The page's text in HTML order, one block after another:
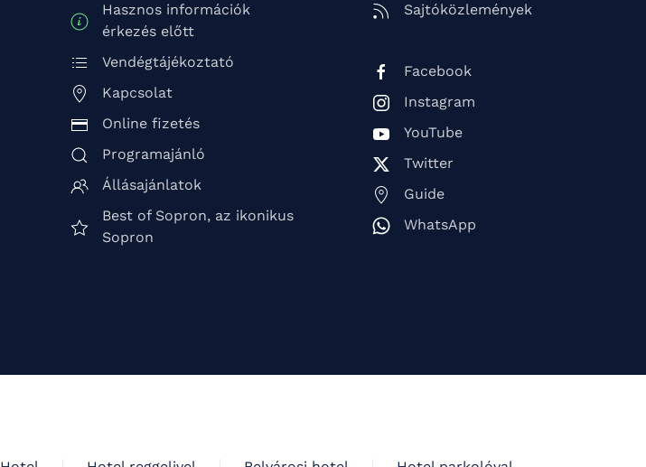
Hasznos információk
érkezés előtt
Vendégtájékoztató
Kapcsolat
Online fizetés
Programajánló
Állásajánlatok
Best of Sopron, az ikonikus
Sopron
Sajtóközlemények
Facebook
Instagram
YouTube
Twitter
Guide
WhatsApp